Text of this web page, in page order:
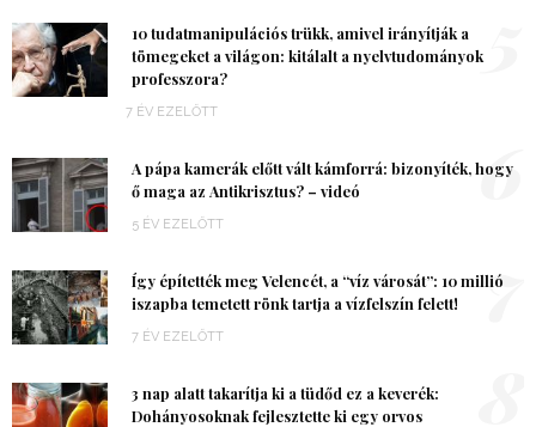
10 tudatmanipulációs trükk, amivel irányítják a
tömegeket a világon: kitálalt a nyelvtudományok
professzora?
7 ÉV EZELŐTT
A pápa kamerák előtt vált kámforrá: bizonyíték, hogy
ő maga az Antikrisztus? – videó
5 ÉV EZELŐTT
6
Így építették meg Velencét, a “víz városát”: 10 millió
iszapba temetett rönk tartja a vízfelszín felett!
7 ÉV EZELŐTT
7
3 nap alatt takarítja ki a tüdőd ez a keverék:
Dohányosoknak fejlesztette ki egy orvos